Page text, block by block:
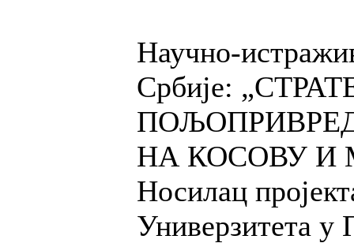
Научно-
Србије:
НА КОСОВУ И
Носилац
Универзитета